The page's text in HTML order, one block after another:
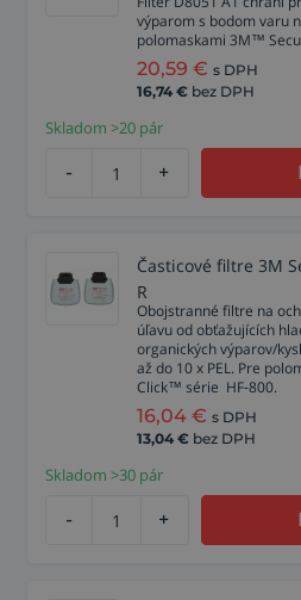
výparom s bodom varu
polomaskami 3M™
20,59 € s DPH
16,74 € bez DPH
Skladom >20 pár
- +
Časticové filtre 3M
R
Obojstranné filtre na
úľavu od obťažujících
organických výparov/
až do 10 x PEL. Pre
Click™ série HF‑800.
16,04 € s DPH
13,04 € bez DPH
Skladom >30 pár
- +